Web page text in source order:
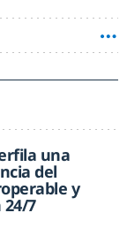
una
del
y
7